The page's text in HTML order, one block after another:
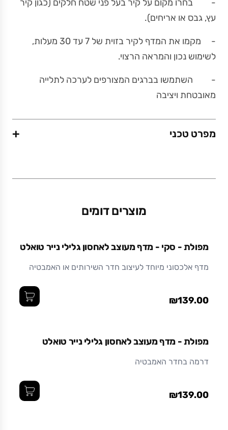
- בחרו מקום על קיר בעל פני שטח חלקים (כגון קיר
עץ, גבס או אריחים).
- מקמו את המדף לקיר בזוית של 7 עד 30 מעלות,
לשימוש נכון והמראה הרצוי.
- השתמשו בברגים המצורפים לערכה לתלייה
מאובטחת ויציבה
מפרט טכני +
משקל (גרם)
חומר
בצביעה אלקטרוסטטית (צבע אבקתי בתנור) עמיד
מוצרים דומים
מפולת - סקי - מדף מעוצב לאחסון גלילי נייר טואלט
מדף אלכסוני מיוחד לעיצוב חדר השירותים או האמבטיה
₪139.00
מפולת - מדף מעוצב לאחסון גלילי נייר טואלט
דרמה בחדר האמבטיה
₪139.00